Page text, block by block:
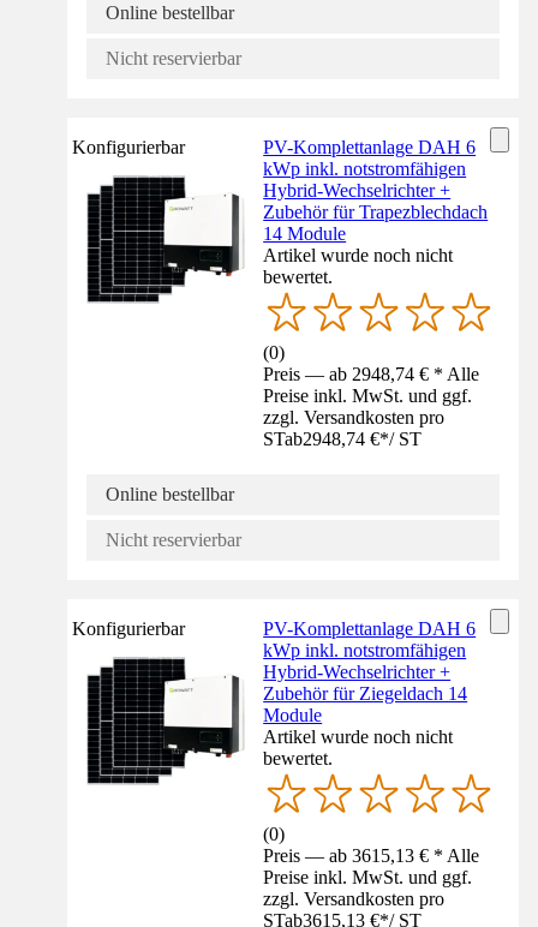
Online bestellbar
Nicht reservierbar
Konfigurierbar
PV-Komplettanlage DAH 6
kWp inkl. notstromfähigen
Hybrid-Wechselrichter +
Zubehör für Trapezblechdach
14 Module
Artikel wurde noch nicht
bewertet.
(0)
Preis — ab 2948,74 € * Alle
Preise inkl. MwSt. und ggf.
zzgl. Versandkosten pro
STab2948,74 €*/ ST
Online bestellbar
Nicht reservierbar
Konfigurierbar
PV-Komplettanlage DAH 6
kWp inkl. notstromfähigen
Hybrid-Wechselrichter +
Zubehör für Ziegeldach 14
Module
Artikel wurde noch nicht
bewertet.
(0)
Preis — ab 3615,13 € * Alle
Preise inkl. MwSt. und ggf.
zzgl. Versandkosten pro
STab3615,13 €*/ ST